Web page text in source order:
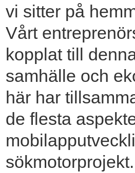
vi sitter på
Vårt
kopplat till
samhälle och
här har
de flesta